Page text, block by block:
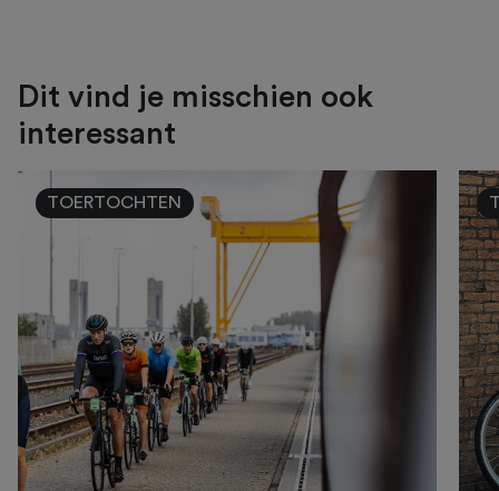
Dit vind je misschien ook
interessant
TOERTOCHTEN